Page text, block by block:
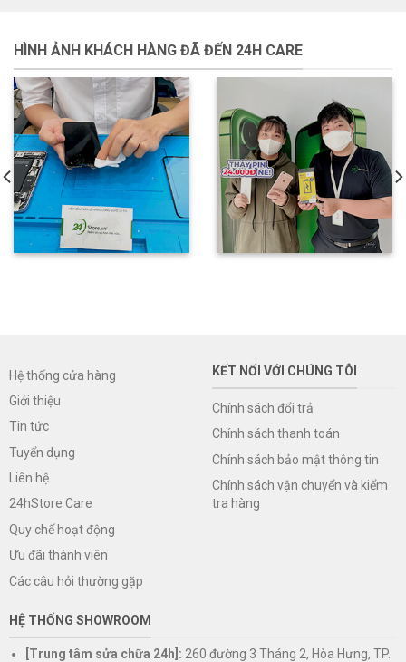
HÌNH ẢNH KHÁCH HÀNG ĐÃ ĐẾN 24H CARE
Hệ thống cửa hàng
Giới thiệu
Tin tức
Tuyển dụng
Liên hệ
24hStore Care
Quy chế hoạt động
Ưu đãi thành viên
Các câu hỏi thường gặp
KẾT NỐI VỚI CHÚNG TÔI
Chính sách đổi trả
Chính sách thanh toán
Chính sách bảo mật thông tin
Chính sách vận chuyển và kiểm
tra hàng
HỆ THỐNG SHOWROOM
[Trung tâm sửa chữa 24h]: 260 đường 3 Tháng 2, Hòa Hưng, TP.